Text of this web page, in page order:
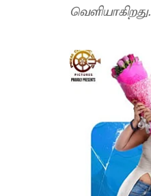
வெளியாகிறது.